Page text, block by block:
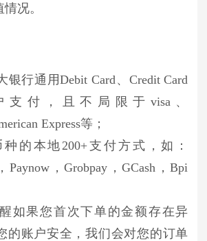
况。
银行通用Debit Card、Credit Card
支付，且不局限于visa、
Express等；
的本地200+支付方式，如：
Paynow，Grobpay，GCash，Bpi
如果您首次下单的金额存在异
的账户安全，我们会对您的订单